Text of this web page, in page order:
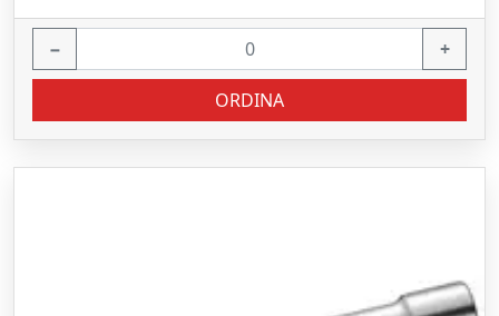
− +
ORDINA